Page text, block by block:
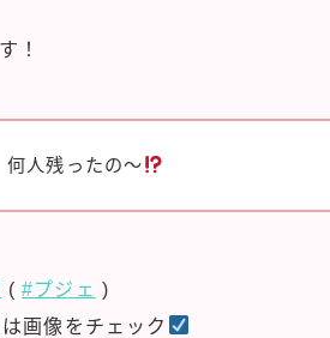
！
何人残ったの～
(#プジェ )
画像をチェック